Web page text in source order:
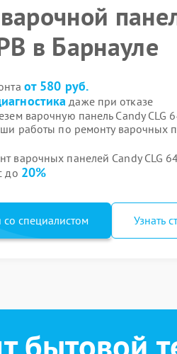
в Барнауле
от 580 руб.
даже при отказе
варочную панель Candy CLG
работы по ремонту варочных
варочных панелей Candy CLG
до 20%
со специалистом Узнать